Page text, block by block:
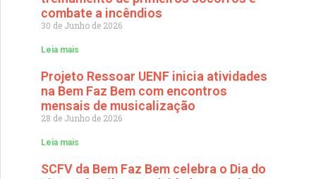
combate a incêndios
30 de Junho de 2026
Leia mais
Projeto Ressoar UENF inicia atividades
na Bem Faz Bem com encontros
mensais de musicalização
28 de Junho de 2026
Leia mais
SCFV da Bem Faz Bem celebra o Dia do